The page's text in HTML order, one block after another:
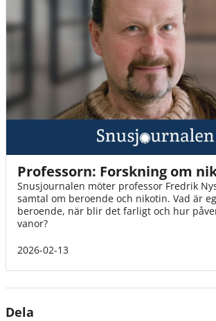
Professorn: Forskning om
Snusjournalen möter professor Fredrik
samtal om beroende och nikotin. Vad är
beroende, när blir det farligt och hur
vanor?
2026-02-13
Dela